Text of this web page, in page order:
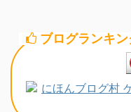
ブログランキン